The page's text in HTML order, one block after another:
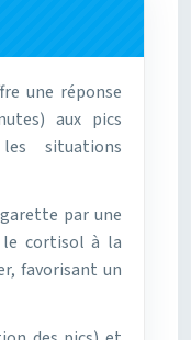
une réponse
aux pics
situations
par une
le cortisol à la
favorisant un